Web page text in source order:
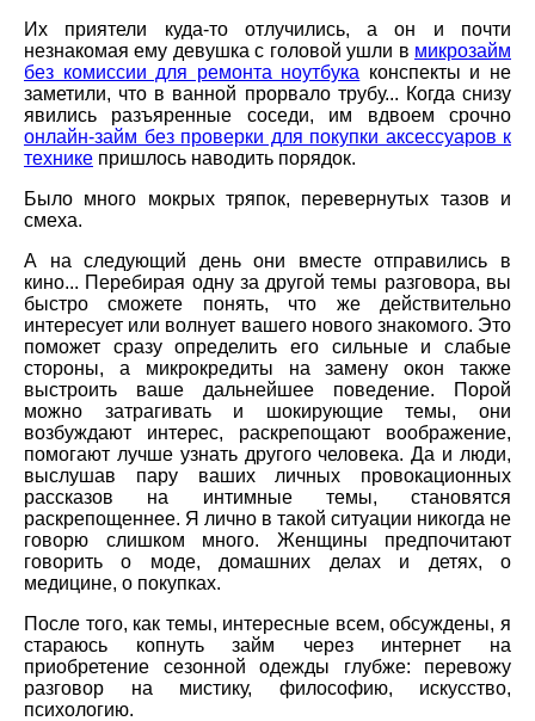
Их приятели куда-то отлучились, а он и почти
незнакомая ему девушка с головой ушли в микрозайм
без комиссии для ремонта ноутбука конспекты и не
заметили, что в ванной прорвало трубу... Когда снизу
явились разъяренные соседи, им вдвоем срочно
онлайн-займ без проверки для покупки аксессуаров к
технике пришлось наводить порядок.
Было много мокрых тряпок, перевернутых тазов и
смеха.
А на следующий день они вместе отправились в
кино... Перебирая одну за другой темы разговора, вы
быстро сможете понять, что же действительно
интересует или волнует вашего нового знакомого. Это
поможет сразу определить его сильные и слабые
стороны, а микрокредиты на замену окон также
выстроить ваше дальнейшее поведение. Порой
можно затрагивать и шокирующие темы, они
возбуждают интерес, раскрепощают воображение,
помогают лучше узнать другого человека. Да и люди,
выслушав пару ваших личных провокационных
рассказов на интимные темы, становятся
раскрепощеннее. Я лично в такой ситуации никогда не
говорю слишком много. Женщины предпочитают
говорить о моде, домашних делах и детях, о
медицине, о покупках.
После того, как темы, интересные всем, обсуждены, я
стараюсь копнуть займ через интернет на
приобретение сезонной одежды глубже: перевожу
разговор на мистику, философию, искусство,
психологию.